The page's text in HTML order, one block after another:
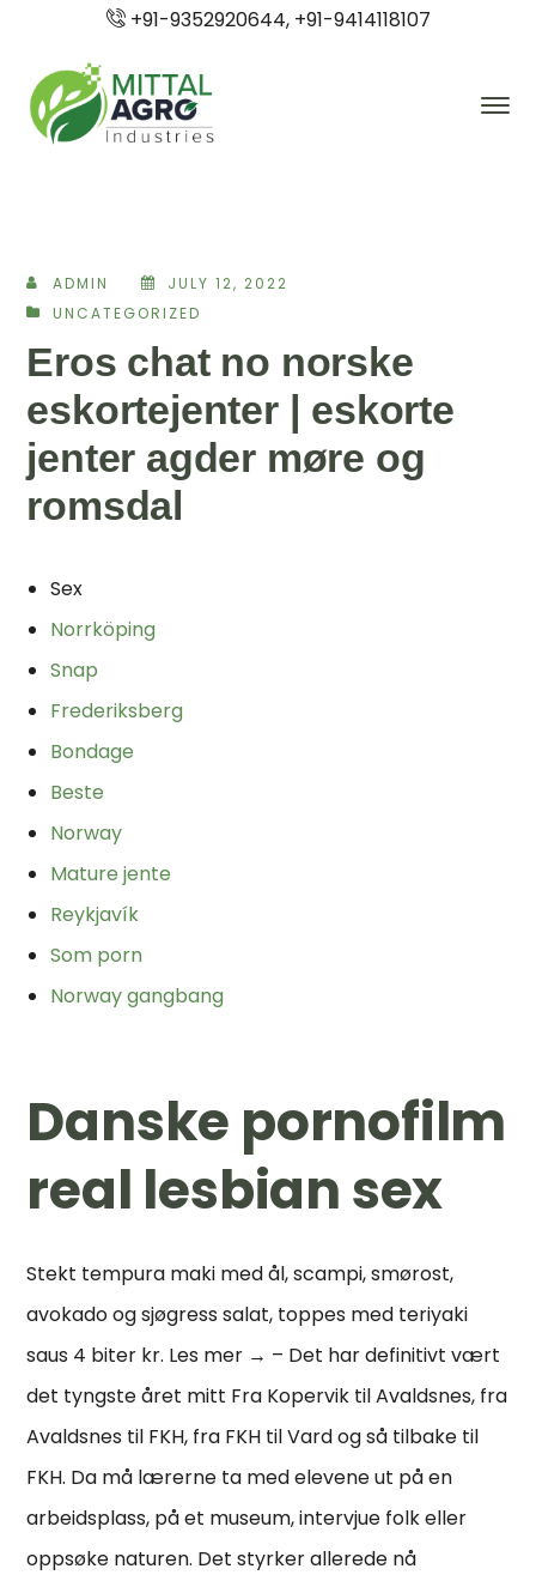
+91-9352920644, +91-9414118107
ADMIN
JULY 12, 2022
UNCATEGORIZED
Eros chat no norske
eskortejenter | eskorte
jenter agder møre og
romsdal
Sex
Norrköping
Snap
Frederiksberg
Bondage
Beste
Norway
Mature jente
Reykjavík
Som porn
Norway gangbang
Danske pornofilm
real lesbian sex
Stekt tempura maki med ål, scampi, smørost,
avokado og sjøgress salat, toppes med teriyaki
saus 4 biter kr. Les mer → – Det har definitivt vært
det tyngste året mitt Fra Kopervik til Avaldsnes, fra
Avaldsnes til FKH, fra FKH til Vard og så tilbake til
FKH. Da må lærerne ta med elevene ut på en
arbeidsplass, på et museum, intervjue folk eller
oppsøke naturen. Det styrker allerede nå